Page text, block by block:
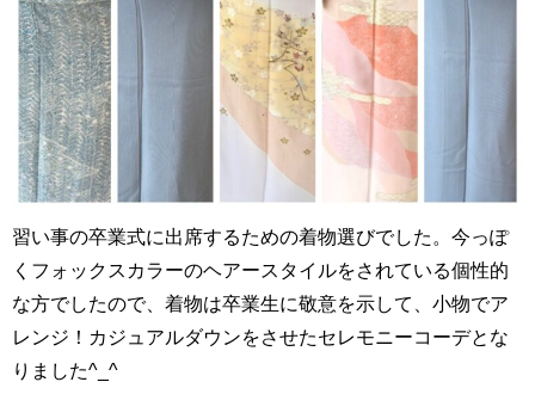
習い事の卒業式に出席するための着物選びでした。今っぽ
くフォックスカラーのヘアースタイルをされている個性的
な方でしたので、着物は卒業生に敬意を示して、小物でア
レンジ！カジュアルダウンをさせたセレモニーコーデとな
りました^_^